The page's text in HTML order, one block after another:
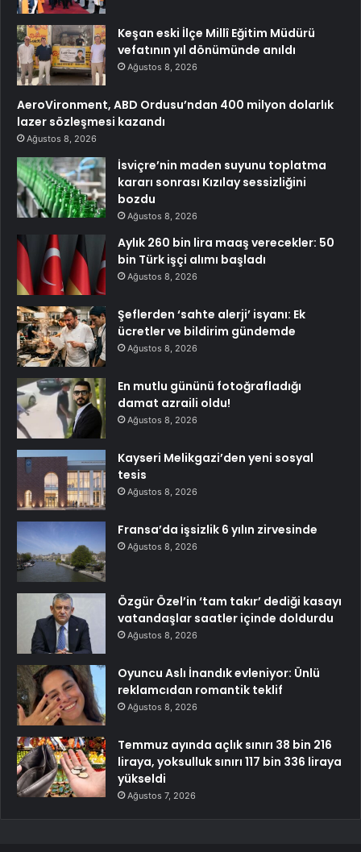
Keşan eski İlçe Millî Eğitim Müdürü
vefatının yıl dönümünde anıldı
Ağustos 8, 2026
AeroVironment, ABD Ordusu’ndan 400 milyon dolarlık
lazer sözleşmesi kazandı
Ağustos 8, 2026
İsviçre’nin maden suyunu toplatma
kararı sonrası Kızılay sessizliğini
bozdu
Ağustos 8, 2026
Aylık 260 bin lira maaş verecekler: 50
bin Türk işçi alımı başladı
Ağustos 8, 2026
Şeflerden ‘sahte alerji’ isyanı: Ek
ücretler ve bildirim gündemde
Ağustos 8, 2026
En mutlu gününü fotoğrafladığı
damat azraili oldu!
Ağustos 8, 2026
Kayseri Melikgazi’den yeni sosyal
tesis
Ağustos 8, 2026
Fransa’da işsizlik 6 yılın zirvesinde
Ağustos 8, 2026
Özgür Özel’in ‘tam takır’ dediği kasayı
vatandaşlar saatler içinde doldurdu
Ağustos 8, 2026
Oyuncu Aslı İnandık evleniyor: Ünlü
reklamcıdan romantik teklif
Ağustos 8, 2026
Temmuz ayında açlık sınırı 38 bin 216
liraya, yoksulluk sınırı 117 bin 336 liraya
yükseldi
Ağustos 7, 2026